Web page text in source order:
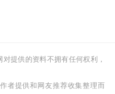
提供的资料不拥有任何权利，
者提供和网友推荐收集整理而